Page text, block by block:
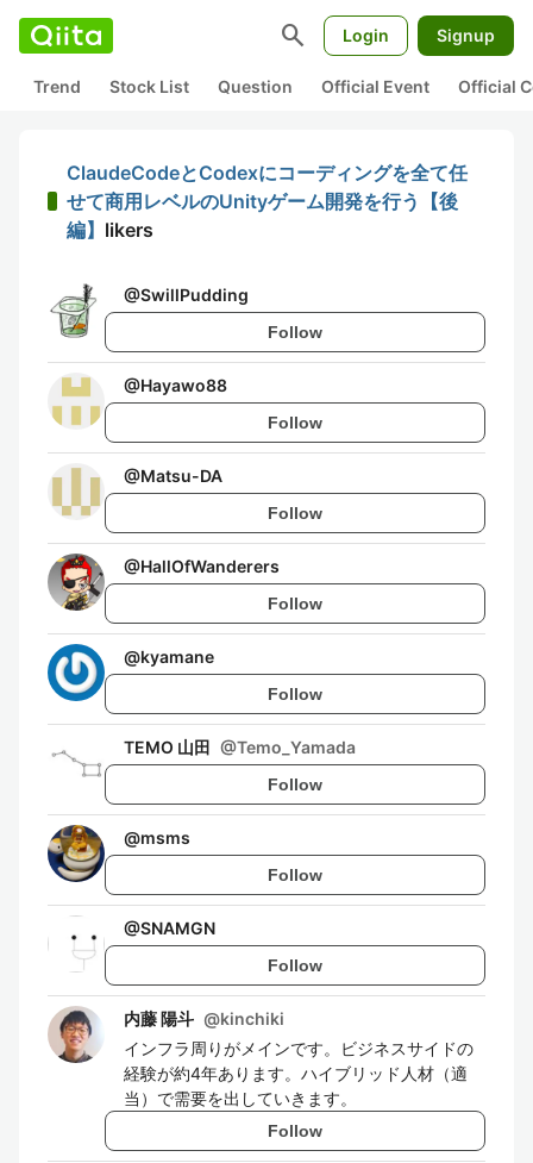
search Login Signup
Trend Stock List Question Official Event Official
ClaudeCodeとCodexにコーディングを全て任
せて商用レベルのUnityゲーム開発を行う【後
編】 likers
@SwillPudding
Follow
@Hayawo88
Follow
@Matsu-DA
Follow
@HallOfWanderers
Follow
@kyamane
Follow
TEMO 山田 @Temo_Yamada
Follow
@msms
Follow
@SNAMGN
Follow
内藤 陽斗 @kinchiki
インフラ周りがメインです。ビジネスサイドの
経験が約4年あります。ハイブリッド人材（適
当）で需要を出していきます。
Follow